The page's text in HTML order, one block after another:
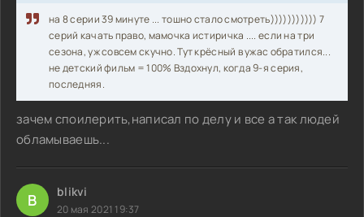
на 8 серии 39 минуте ... тошно стало смотреть))))))))))) 7
серий качать право, мамочка истиричка .... если на три
сезона, уж совсем скучно. Тут крёсный в ужас обратился...
не детский фильм = 100% Вздохнул, когда 9-я серия,
последняя.
зачем споилерить,написал по делу и все а так людей
обламываешь...
B blikvi
20 мая 2021 19:37